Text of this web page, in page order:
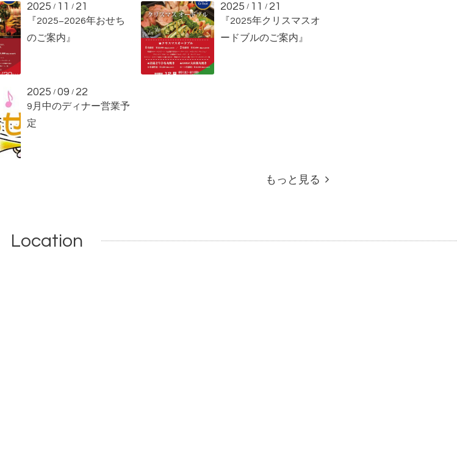
2025 / 11 / 21
『2025−2026年おせち
のご案内』
2025 / 11 / 21
『2025年クリスマスオ
ードブルのご案内』
2025 / 09 / 22
9月中のディナー営業予
定
もっと見る
Location